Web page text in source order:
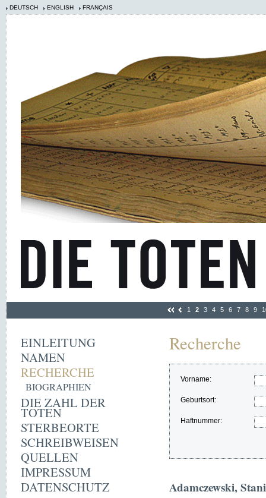
DEUTSCH ENGLISH FRANÇAIS
1 2 3 4 5 6 7 8 9
EINLEITUNG
NAMEN
RECHERCHE
BIOGRAPHIEN
DIE ZAHL DER
TOTEN
STERBEORTE
SCHREIBWEISEN
QUELLEN
IMPRESSUM
DATENSCHUTZ
Recherche
Vorname:
Geburtsort:
Haftnummer:
Adamczewski,